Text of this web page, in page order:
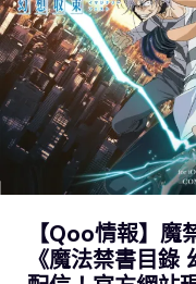
【Qoo情報】魔
《魔法禁書目